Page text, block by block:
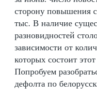
сторону повышения
тыс. В наличие
разновидностей
зависимости от
которых состоит
Попробуем
дефолта по